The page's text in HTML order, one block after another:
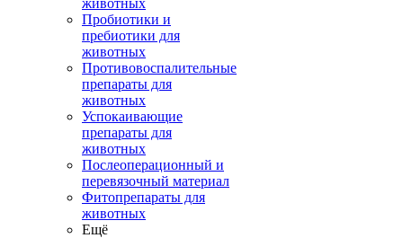
животных
Пробиотики и
пребиотики для
животных
Противовоспалительные
препараты для
животных
Успокаивающие
препараты для
животных
Послеоперационный и
перевязочный материал
Фитопрепараты для
животных
Ещё